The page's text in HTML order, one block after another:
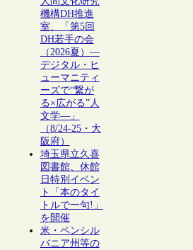
機構DH推進
室、「第5回
DH若手の会
（2026夏）―
デジタル・ヒ
ューマニティ
ーズで“繋が
る×広がる”人
文学―」
（8/24-25・大
阪府）
埼玉県立久喜
図書館、休館
日特別イベン
ト「本のタイ
トルで一句!」
を開催
米・ペンシル
バニア州等の